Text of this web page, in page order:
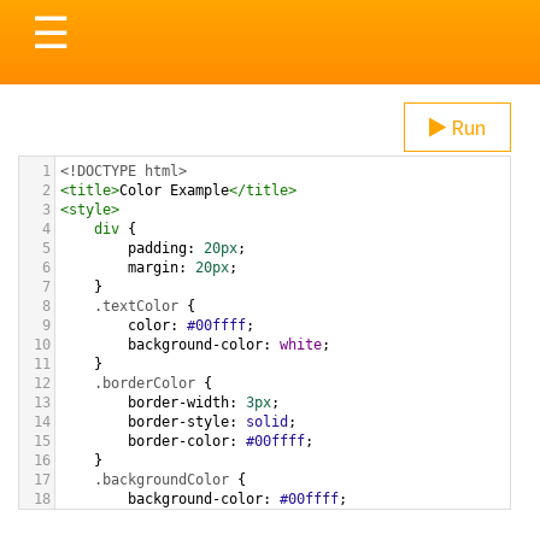
Toggle
navigation
☰
Run
1 <!DOCTYPE html>
2
<title>Color Example</title>
3 <style>
4
div {
5
padding: 20px;
6
margin: 20px;
7
}
8
.textColor {
9
color: #00ffff;
10
background-color: white;
11
}
12
.borderColor {
13
border-width: 3px;
14
border-style: solid ;
15
border-color: #00ffff;
16
}
17
.backgroundColor {
18
background-color: #00ffff;